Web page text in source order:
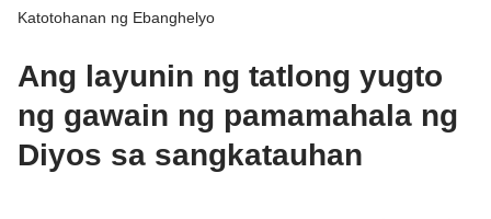
Katotohanan ng Ebanghelyo
Ang layunin ng tatlong yugto
ng gawain ng pamamahala ng
Diyos sa sangkatauhan